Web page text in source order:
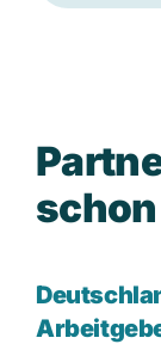
Partn
schon